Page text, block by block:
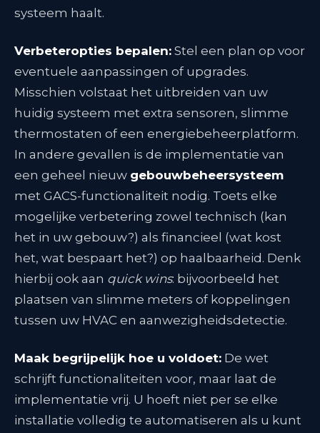
systeem haalt.
Verbeteropties bepalen: Stel een plan op voor
eventuele aanpassingen of upgrades.
Misschien volstaat het uitbreiden van uw
huidig systeem met extra sensoren, slimme
thermostaten of een energiebeheerplatform.
In andere gevallen is de implementatie van
een geheel nieuw gebouwbeheersysteem
met GACS-functionaliteit nodig. Toets elke
mogelijke verbetering zowel technisch (kan
het in uw gebouw?) als financieel (wat kost
het, wat bespaart het?) op haalbaarheid . Denk
hierbij ook aan quick wins: bijvoorbeeld het
plaatsen van slimme meters of koppelingen
tussen uw HVAC en aanwezigheidsdetectie.
Maak begrijpelijk hoe u voldoet: De wet
schrijft functionaliteiten voor, maar laat de
implementatie vrij. U hoeft niet per se elke
installatie volledig te automatiseren als u kunt